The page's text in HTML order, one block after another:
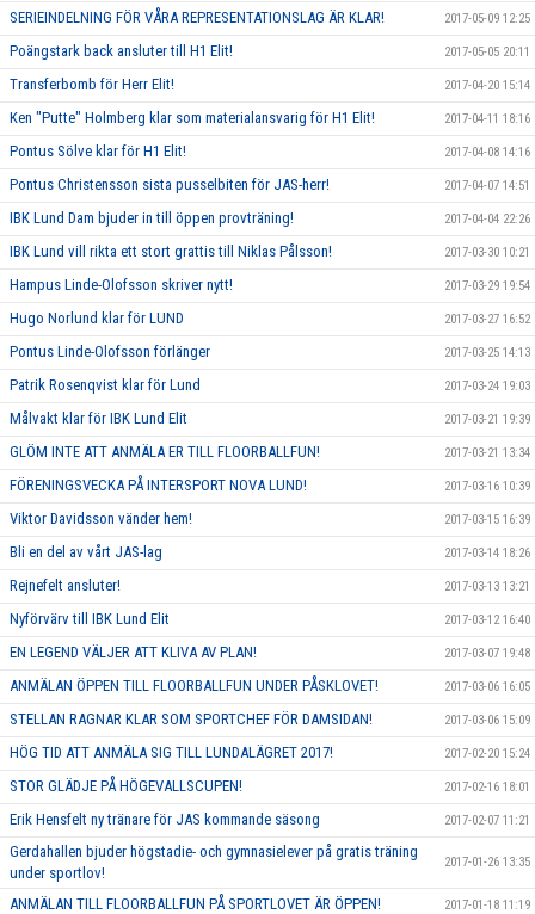
SERIEINDELNING FÖR VÅRA REPRESENTATIONSLAG ÄR KLAR! 2017-05-09 12:25
Poängstark back ansluter till H1 Elit! 2017-05-05 20:11
Transferbomb för Herr Elit! 2017-04-20 15:14
Ken "Putte" Holmberg klar som materialansvarig för H1 Elit! 2017-04-11 18:16
Pontus Sölve klar för H1 Elit! 2017-04-08 14:16
Pontus Christensson sista pusselbiten för JAS-herr! 2017-04-07 14:51
IBK Lund Dam bjuder in till öppen provträning! 2017-04-04 22:26
IBK Lund vill rikta ett stort grattis till Niklas Pålsson! 2017-03-30 10:21
Hampus Linde-Olofsson skriver nytt! 2017-03-29 19:54
Hugo Norlund klar för LUND 2017-03-27 16:52
Pontus Linde-Olofsson förlänger 2017-03-25 14:13
Patrik Rosenqvist klar för Lund 2017-03-24 19:03
Målvakt klar för IBK Lund Elit 2017-03-21 19:39
GLÖM INTE ATT ANMÄLA ER TILL FLOORBALLFUN! 2017-03-21 13:34
FÖRENINGSVECKA PÅ INTERSPORT NOVA LUND! 2017-03-16 10:39
Viktor Davidsson vänder hem! 2017-03-15 16:39
Bli en del av vårt JAS-lag 2017-03-14 18:26
Rejnefelt ansluter! 2017-03-13 13:21
Nyförvärv till IBK Lund Elit 2017-03-12 16:40
EN LEGEND VÄLJER ATT KLIVA AV PLAN! 2017-03-07 19:48
ANMÄLAN ÖPPEN TILL FLOORBALLFUN UNDER PÅSKLOVET! 2017-03-06 16:05
STELLAN RAGNAR KLAR SOM SPORTCHEF FÖR DAMSIDAN! 2017-03-06 15:09
HÖG TID ATT ANMÄLA SIG TILL LUNDALÄGRET 2017! 2017-02-20 15:24
STOR GLÄDJE PÅ HÖGEVALLSCUPEN! 2017-02-16 18:01
Erik Hensfelt ny tränare för JAS kommande säsong 2017-02-07 11:21
Gerdahallen bjuder högstadie- och gymnasielever på gratis träning
under sportlov!
2017-01-26 13:35
ANMÄLAN TILL FLOORBALLFUN PÅ SPORTLOVET ÄR ÖPPEN! 2017-01-18 11:19